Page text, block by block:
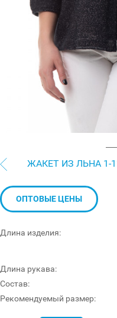
ЖАКЕТ ИЗ ЛЬНА 1-
Длина изделия:
Длина рукава:
Состав:
Рекомендуемый размер:
ОПТОВЫЕ ЦЕНЫ